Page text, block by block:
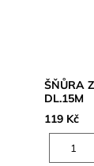
ŠŇŮRA
DL.15M
119 Kč